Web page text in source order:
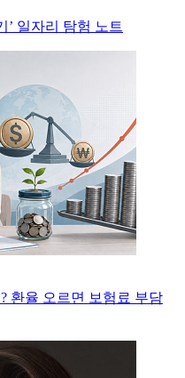
’ 일자리 탐험 노트
환율 오르면 보험료 부담